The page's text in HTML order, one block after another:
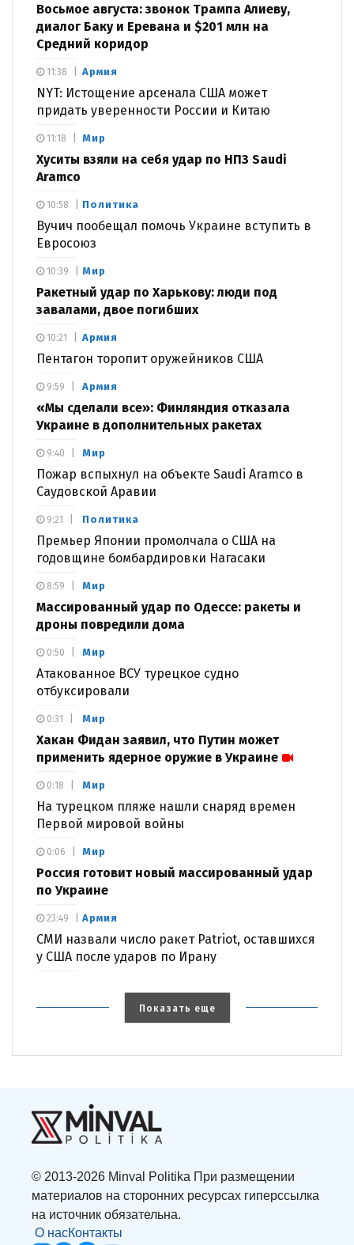
Восьмое августа: звонок Трампа Алиеву,
диалог Баку и Еревана и $201 млн на
Средний коридор
Армия
NYT: Истощение арсенала США может
придать уверенности России и Китаю
11:38
Мир
Хуситы взяли на себя удар по НПЗ Saudi
Aramco
11:18
Политика
Вучич пообещал помочь Украине вступить в
Евросоюз
10:58
Мир
Ракетный удар по Харькову: люди под
завалами, двое погибших
10:39
Армия
Пентагон торопит оружейников США
10:21
Армия
«Мы сделали все»: Финляндия отказала
Украине в дополнительных ракетах
9:59
Мир
Пожар вспыхнул на объекте Saudi Aramco в
Саудовской Аравии
9:40
Политика
Премьер Японии промолчала о США на
годовщине бомбардировки Нагасаки
9:21
Мир
Массированный удар по Одессе: ракеты и
дроны повредили дома
8:59
Мир
Атакованное ВСУ турецкое судно
отбуксировали
0:50
Мир
Хакан Фидан заявил, что Путин может
применить ядерное оружие в Украине
0:31
Мир
На турецком пляже нашли снаряд времен
Первой мировой войны
0:18
Мир
Россия готовит новый массированный удар
по Украине
0:06
Армия
СМИ назвали число ракет Patriot, оставшихся
у США после ударов по Ирану
23:49
Показать еще
© 2013-2026 Minval Politika При размещении
материалов на сторонних ресурсах гиперссылка
на источник обязательна.
О насКонтакты